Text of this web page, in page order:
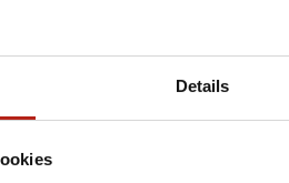
Details
AIBA hoofdbeschermer